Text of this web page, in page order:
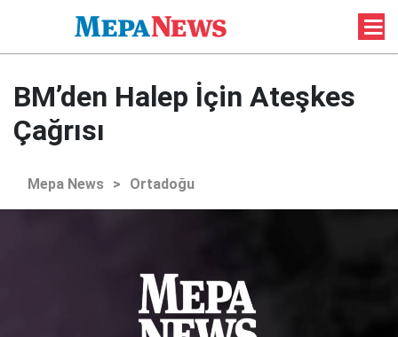
BM’den Halep İçin Ateşkes
Çağrısı
Mepa News > Ortadoğu